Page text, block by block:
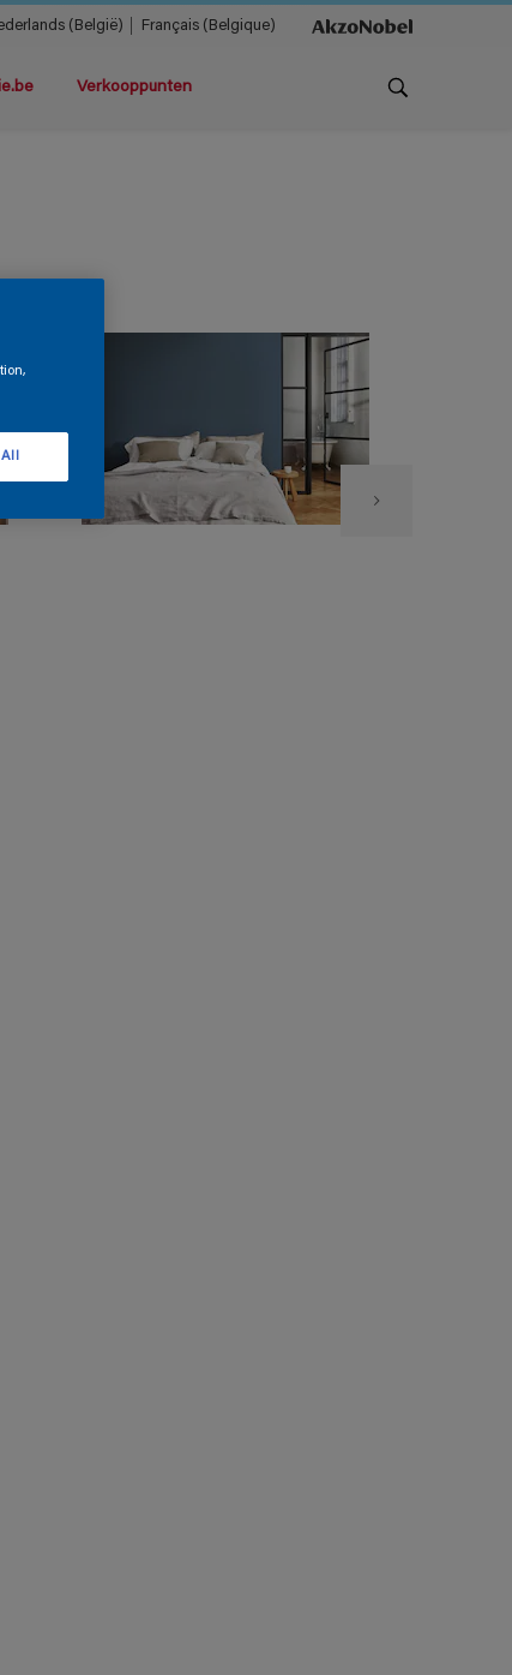
(België) Français (Belgique)
Verkooppunten